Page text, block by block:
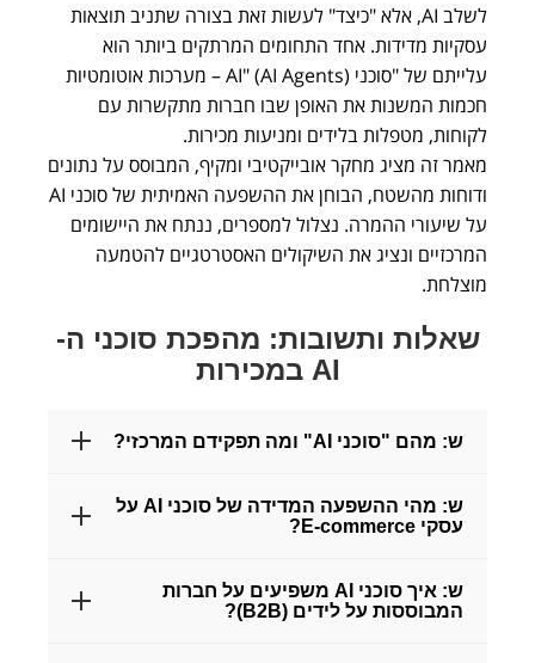
לשלב AI, אלא "כיצד" לעשות זאת בצורה שתניב תוצאות
עסקיות מדידות. אחד התחומים המרתקים ביותר הוא
עלייתם של "סוכני AI" (AI Agents) – מערכות אוטומטיות
חכמות המשנות את האופן שבו חברות מתקשרות עם
לקוחות, מטפלות בלידים ומניעות מכירות.
מאמר זה מציג מחקר אובייקטיבי ומקיף, המבוסס על נתונים
ודוחות מהשטח, הבוחן את ההשפעה האמיתית של סוכני AI
על שיעורי ההמרה. נצלול למספרים, ננתח את היישומים
המרכזיים ונציג את השיקולים האסטרטגיים להטמעה
מוצלחת.
שאלות ותשובות: מהפכת סוכני ה-
AI במכירות
ש: מהם "סוכני AI" ומה תפקידם המרכזי?
ת: סוכני AI הם מערכות אוטומטיות חכמות המנהלות
אינטראקציות עם לקוחות. תפקידם המרכזי הוא
תמיכה 24/7, התאמה אישית של מסע הלקוח, טיפול
ש: מהי ההשפעה המדידה של סוכני AI על
עסקי E-commerce?
ת: הנתונים מהשטח מראים השפעה ישירה וחיובית.
מחקרים עדכניים מצביעים על:
ש: איך סוכני AI משפיעים על חברות
המבוססות על לידים (B2B)?